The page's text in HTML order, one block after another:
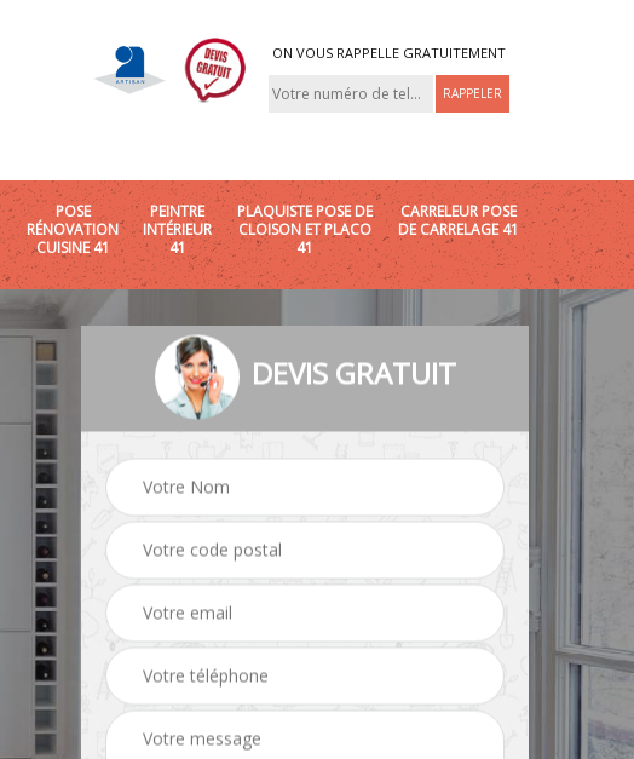
ON VOUS RAPPELLE GRATUITEMENT
POSE
RÉNOVATION
CUISINE 41
PEINTRE
INTÉRIEUR
41
PLAQUISTE POSE DE
CLOISON ET PLACO
41
CARRELEUR POSE
DE CARRELAGE 41
DEVIS GRATUIT